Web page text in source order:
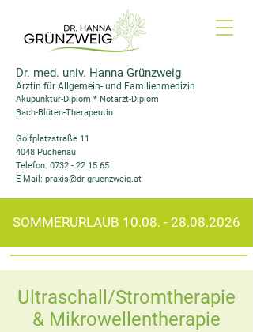
Dr. med. univ. Hanna Grünzweig
Ärztin für Allgemein- und Familienmedizin
Akupunktur-Diplom * Notarzt-Diplom
Bach-Blüten-Therapeutin
Golfplatzstraße 11
4048 Puchenau
Telefon: 0732 - 22 15 65
E-Mail: praxis@dr-gruenzweig.at
SOMMERURLAUB 10.08. - 28.08.2026
Ultraschall/Stromtherapie
& Mikrowellentherapie